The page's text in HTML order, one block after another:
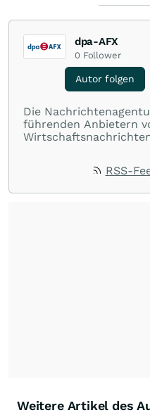
dpa-AFX
0 Follower
Autor folgen
Die
führenden Anbietern
englischer Sprache.
dpa-AFX unabhängig,
RSS-
Weitere Artikel des